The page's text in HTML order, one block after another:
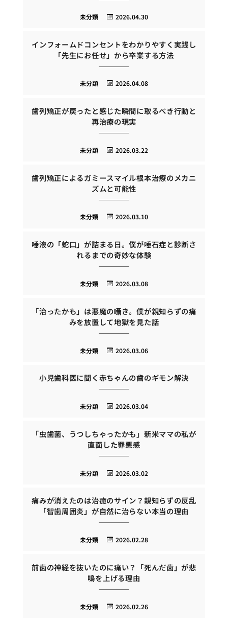
2026.04.30
未分類
インフォームドコンセントをわかりやすく実践し
「先生にお任せ」から卒業する方法
2026.04.08
未分類
歯列矯正が戻ったと感じた瞬間に取るべき行動と
再治療の現実
2026.03.22
未分類
歯列矯正によるガミースマイル根本治療のメカニ
ズムと可能性
2026.03.10
未分類
唾液の「蛇口」が詰まる日。僕が唾石症と診断さ
れるまでの奇妙な体験
2026.03.08
未分類
「治ったかも」は悪魔の囁き。僕が親知らずの痛
みを放置して地獄を見た話
2026.03.06
未分類
小児歯科医に聞く赤ちゃんの歯のギモン解決
2026.03.04
未分類
「虫歯菌、うつしちゃったかも」新米ママの私が
直面した罪悪感
2026.03.02
未分類
痛みが消えたのは治癒のサイン？親知らずの反乱
「智歯周囲炎」が自然に治らない本当の理由
2026.02.28
未分類
前歯の神経を抜いたのに痛い？「死んだ歯」が悲
鳴を上げる理由
2026.02.26
未分類